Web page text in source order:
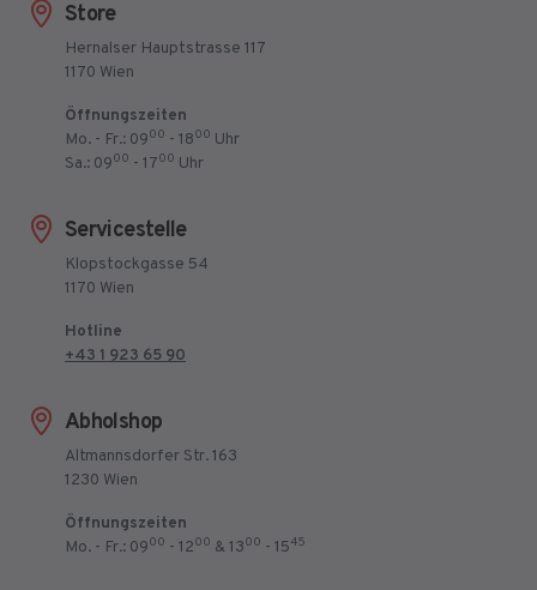
Store
Hernalser Hauptstrasse 117
1170 Wien
Öffnungszeiten
Mo. - Fr.: 0900 - 1800 Uhr
Sa.: 0900 - 1700 Uhr
Servicestelle
Klopstockgasse 54
1170 Wien
Hotline
+43 1 923 65 90
Abholshop
Altmannsdorfer Str. 163
1230 Wien
Öffnungszeiten
Mo. - Fr.: 0900 - 1200 & 1300 - 1545